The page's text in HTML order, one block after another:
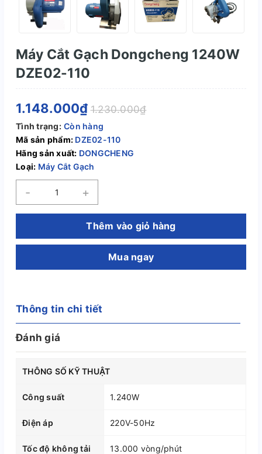
Máy Cắt Gạch Dongcheng 1240W
DZE02-110
1.148.000₫ 1.230.000₫
Tình trạng: Còn hàng
Mã sản phẩm: DZE02-110
Hãng sản xuất: DONGCHENG
Loại: Máy Cắt Gạch
- +
Thêm vào giỏ hàng
Mua ngay
Thông tin chi tiết
Đánh giá
THÔNG SỐ KỸ THUẬT
Công suất 1.240W
Điện áp 220V-50Hz
Tốc độ không tải 13.000 vòng/phút